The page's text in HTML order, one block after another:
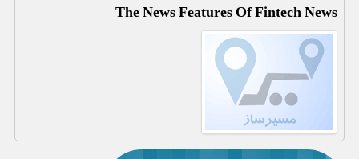
The News Features Of Fintech News